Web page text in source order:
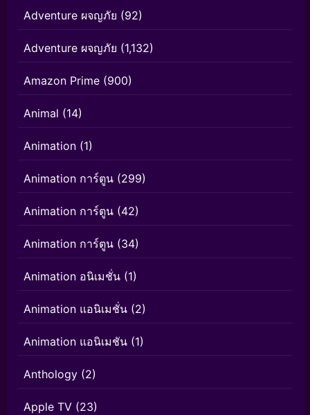
Adventure ผจญภัย (92)
Adventure ผจญภัย (1,132)
Amazon Prime (900)
Animal (14)
Animation (1)
Animation การ์ตูน (299)
Animation การ์ตูน (42)
Animation การ์ตูน (34)
Animation อนิเมชั่น (1)
Animation แอนิเมชั่น (2)
Animation แอนิเมชัน (1)
Anthology (2)
Apple TV (23)